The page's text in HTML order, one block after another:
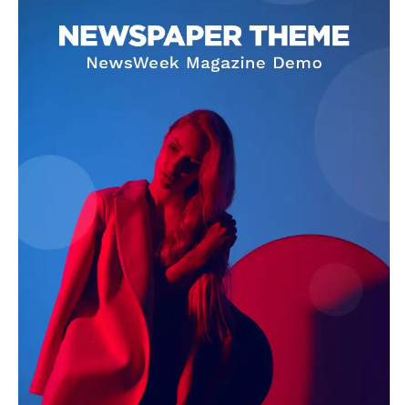
Contact us
Subscription Plans
My account